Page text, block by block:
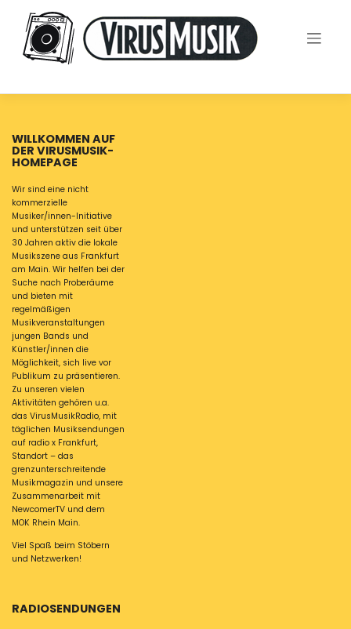
content
WILLKOMMEN AUF
DER VIRUSMUSIK-
HOMEPAGE
Wir sind eine nicht
kommerzielle
Musiker/innen-Initiative
und unterstützen seit über
30 Jahren aktiv die lokale
Musikszene aus Frankfurt
am Main. Wir helfen bei der
Suche nach Proberäume
und bieten mit
regelmäßigen
Musikveranstaltungen
jungen Bands und
Künstler/innen die
Möglichkeit, sich live vor
Publikum zu präsentieren.
Zu unseren vielen
Aktivitäten gehören u.a.
das VirusMusikRadio, mit
täglichen Musiksendungen
auf radio x Frankfurt,
Standort – das
grenzunterschreitende
Musikmagazin und unsere
Zusammenarbeit mit
NewcomerTV und dem
MOK Rhein Main.
Viel Spaß beim Stöbern
und Netzwerken!
RADIOSENDUNGEN